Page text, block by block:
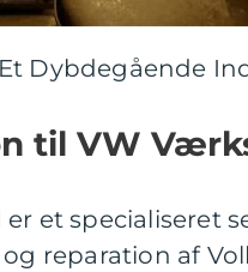
Dybdegående
til VW
et specialiseret
reparation af